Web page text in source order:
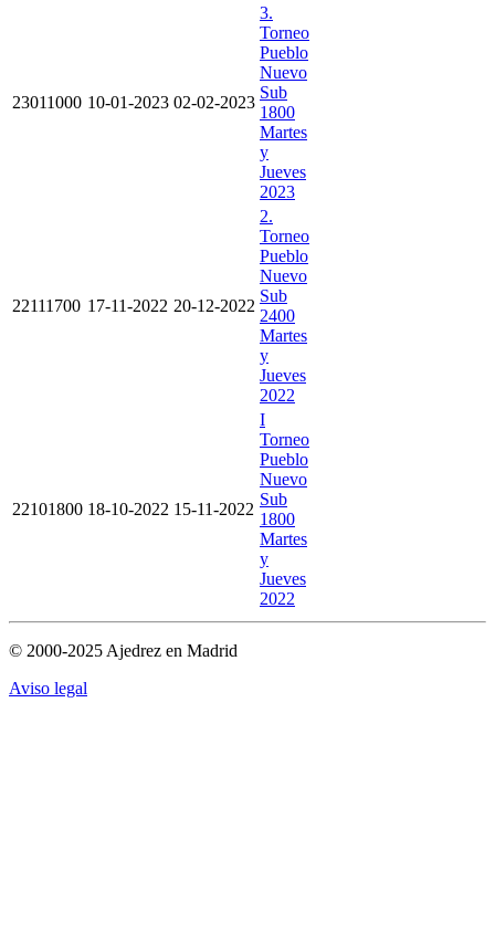
23011000 10-01-2023 02-02-2023
3.
Torneo
Pueblo
Nuevo
Sub
1800
Martes
y
Jueves
2023
22111700 17-11-2022 20-12-2022
2.
Torneo
Pueblo
Nuevo
Sub
2400
Martes
y
Jueves
2022
22101800 18-10-2022 15-11-2022
I
Torneo
Pueblo
Nuevo
Sub
1800
Martes
y
Jueves
2022
© 2000-2025 Ajedrez en Madrid
Aviso legal